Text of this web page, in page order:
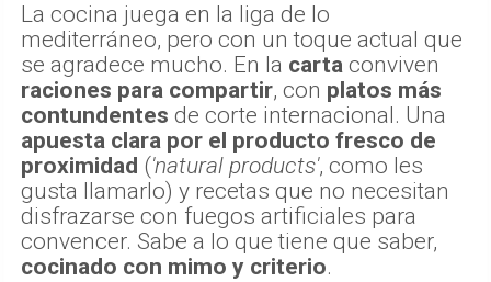
La cocina juega en la liga de lo
mediterráneo, pero con un toque actual que
se agradece mucho. En la carta conviven
raciones para compartir, con platos más
contundentes de corte internacional. Una
apuesta clara por el producto fresco de
proximidad ('natural products', como les
gusta llamarlo) y recetas que no necesitan
disfrazarse con fuegos artificiales para
convencer. Sabe a lo que tiene que saber,
cocinado con mimo y criterio.